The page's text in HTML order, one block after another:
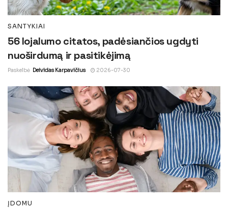
SANTYKIAI
56 lojalumo citatos, padėsiančios ugdyti
nuoširdumą ir pasitikėjimą
Paskelbė Deividas Karpavičius 2026-07-30
ĮDOMU